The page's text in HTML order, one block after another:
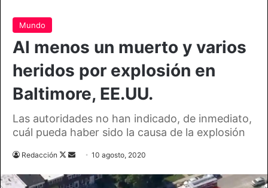
Mundo
Al menos un muerto y varios
heridos por explosión en
Baltimore, EE.UU.
Las autoridades no han indicado, de inmediato,
cuál pueda haber sido la causa de la explosión
Redacción
Follow
X
Send
email
10 agosto, 2020